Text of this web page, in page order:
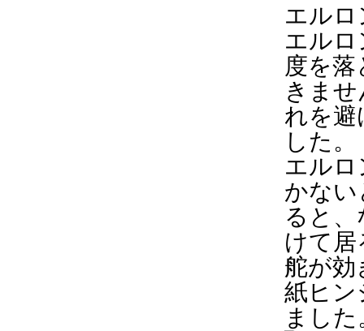
エルロ
エル
度を
きま
れを
した。
エル
かない
ると
けて
舵が効
紙ヒン
ました